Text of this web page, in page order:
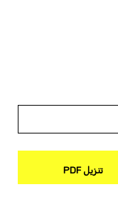
تنزيل PDF